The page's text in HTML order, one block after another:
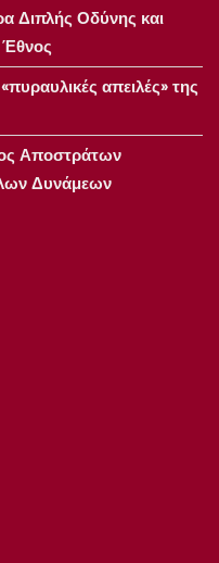
Διπλής Οδύνης και
Έθνος
απειλές» της
Αποστράτων
Δυνάμεων